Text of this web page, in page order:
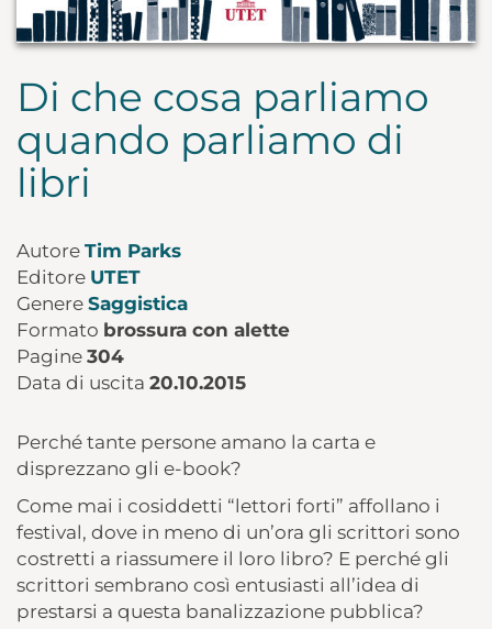
Di che cosa parliamo
quando parliamo di
libri
Autore Tim Parks
Editore UTET
Genere Saggistica
Formato brossura con alette
Pagine 304
Data di uscita 20.10.2015
Perché tante persone amano la carta e
disprezzano gli e-book?
Come mai i cosiddetti “lettori forti” affollano i
festival, dove in meno di un’ora gli scrittori sono
costretti a riassumere il loro libro? E perché gli
scrittori sembrano così entusiasti all’idea di
prestarsi a questa banalizzazione pubblica?